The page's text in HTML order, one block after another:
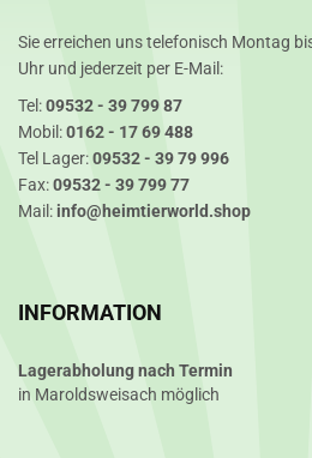
Sie erreichen uns telefonisch Montag
Uhr und jederzeit per E-Mail:
Tel:09532 - 39 799 87
Mobil:0162 - 17 69 488
Tel Lager:09532 - 39 79 996
Fax:09532 - 39 799 77
Mail: info@heimtierworld.shop
INFORMATION
Lagerabholung nach Termin
in Maroldsweisach möglich